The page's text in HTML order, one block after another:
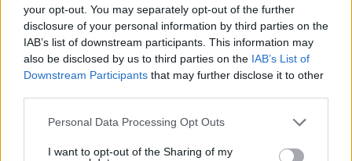
your opt-out. You may separately opt-out of the further
disclosure of your personal information by third parties on the
IAB’s list of downstream participants. This information may
also be disclosed by us to third parties on the IAB’s List of
Downstream Participants that may further disclose it to other
Please note that this website/app uses one or more Google
not limited to your visit or usage behaviour. You may click to
Personal Data Processing Opt Outs
I want to opt-out of the Sharing of my
ayudar a tu negocio a adaptarse a las
circunstancias actuales que nuestro país está
viviendo. Contamos con una carta de servicios
que pueden ayudarte a aminorar las cargas de
trabajo en tu negocio o empresa para que
puedas ofrecer a tus clientes la seguridad y el